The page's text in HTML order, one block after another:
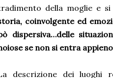
della moglie e
coinvolgente ed
dispersiva…delle
se non si entra
descrizione dei luoghi